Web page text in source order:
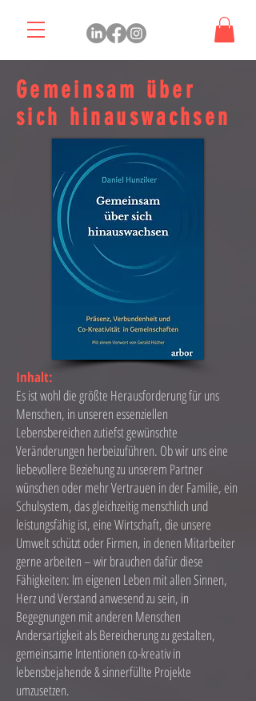
Gemeinsam über
sich hinauswachsen
Inhalt:
Es ist wohl die größte Herausforderung für uns
Menschen, in unseren essenziellen
Lebensbereichen zutiefst gewünschte
Veränderungen herbeizuführen. Ob wir uns eine
liebevollere Beziehung zu unserem Partner
wünschen oder mehr Vertrauen in der Familie, ein
Schulsystem, das gleichzeitig menschlich und
leistungsfähig ist, eine Wirtschaft, die unsere
Umwelt schützt oder Firmen, in denen Mitarbeiter
gerne arbeiten – wir brauchen dafür diese
Fähigkeiten: Im eigenen Leben mit allen Sinnen,
Herz und Verstand anwesend zu sein, in
Begegnungen mit anderen Menschen
Andersartigkeit als Bereicherung zu gestalten,
gemeinsame Intentionen co-kreativ in
lebensbejahende & sinnerfüllte Projekte
umzusetzen.